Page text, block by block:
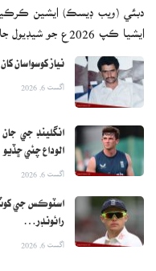
دبئي (ويب ڊيسڪ) ايشين
ايشيا ڪپ 2026ع جو شيڊيول جاري ڪري ڇڏيو آهي، جنهن…
نياز کوسواسان
اگست 6, 2026
الوداع چئي ڇڏيو
اگست 6, 2026
اسٽوڪس جي کوٽ
رائونڊر…
اگست 6, 2026